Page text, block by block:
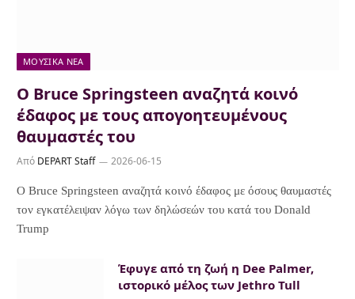
ΜΟΥΣΙΚΆ ΝΈΑ
Ο Bruce Springsteen αναζητά κοινό
έδαφος με τους απογοητευμένους
θαυμαστές του
Από DEPART Staff 2026-06-15
Ο Bruce Springsteen αναζητά κοινό έδαφος με όσους θαυμαστές
τον εγκατέλειψαν λόγω των δηλώσεών του κατά του Donald
Trump
Έφυγε από τη ζωή η Dee Palmer,
ιστορικό μέλος των Jethro Tull